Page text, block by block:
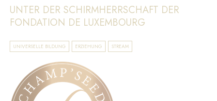
UNTER DER SCHIRMHERRSCHAFT DER
FONDATION DE LUXEMBOURG
UNIVERSELLE BILDUNG ERZIEHUNG STREAM